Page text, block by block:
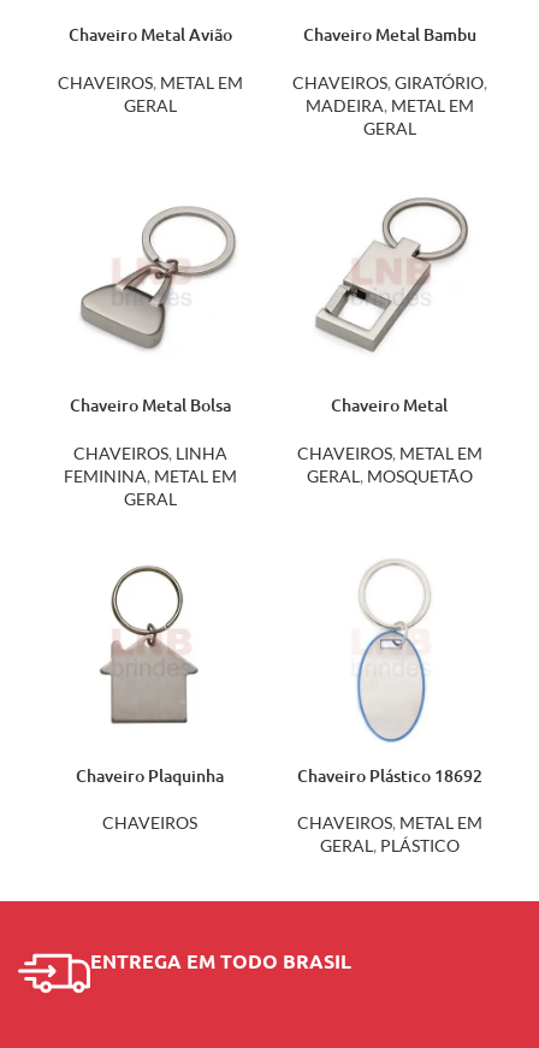
Chaveiro Metal Avião
CHAVEIROS, METAL EM
GERAL
Chaveiro Metal Bambu
CHAVEIROS, GIRATÓRIO,
MADEIRA, METAL EM
GERAL
Chaveiro Metal Bolsa
CHAVEIROS, LINHA
FEMININA, METAL EM
GERAL
Chaveiro Metal
12191
CHAVEIROS, METAL EM
GERAL, MOSQUETÃO
Chaveiro Plaquinha
CHAVEIROS
Chaveiro Plástico 18692
CHAVEIROS, METAL EM
GERAL, PLÁSTICO
ENTREGA EM TODO BRASIL